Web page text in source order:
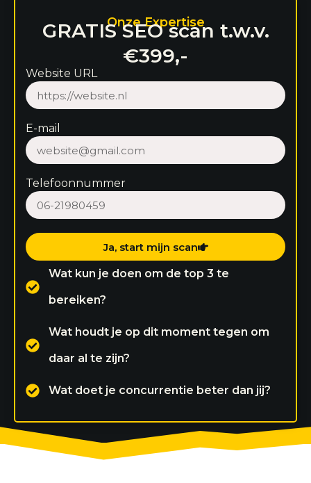
Onze Expertise
GRATIS SEO scan t.w.v.
€399,-
Website URL
E-mail
Telefoonnummer
Ja, start mijn scan
Wat kun je doen om de top 3 te
bereiken?
Wat houdt je op dit moment tegen om
daar al te zijn?
Wat doet je concurrentie beter dan jij?